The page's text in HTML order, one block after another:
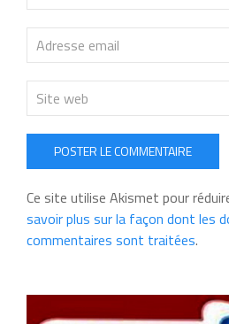
POSTER LE COMMENTAIRE
Ce site utilise Akismet pour
savoir plus sur la façon dont les
commentaires sont traitées.